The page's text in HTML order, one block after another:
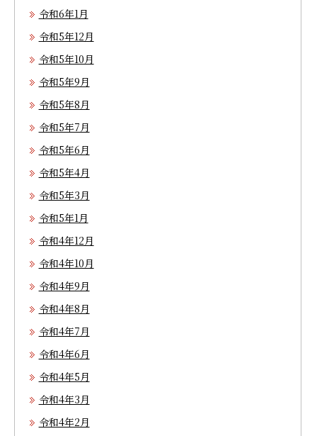
令和6年1月
令和5年12月
令和5年10月
令和5年9月
令和5年8月
令和5年7月
令和5年6月
令和5年4月
令和5年3月
令和5年1月
令和4年12月
令和4年10月
令和4年9月
令和4年8月
令和4年7月
令和4年6月
令和4年5月
令和4年3月
令和4年2月